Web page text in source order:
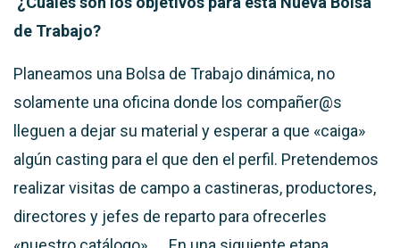
de Trabajo?
Planeamos una Bolsa de Trabajo dinámica, no
solamente una oficina donde los compañer@s
lleguen a dejar su material y esperar a que «caiga»
algún casting para el que den el perfil. Pretendemos
realizar visitas de campo a castineras, productores,
directores y jefes de reparto para ofrecerles